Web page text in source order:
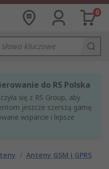
0
do RS Polska
się z RS Group, aby
jeszcze szerszą gamę
wsparcie i lepsze
/ Anteny GSM i GPRS